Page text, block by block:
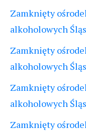
Zamknięty
alkoholowych
Zamknięty
alkoholowych
Zamknięty
alkoholowych
Zamknięty